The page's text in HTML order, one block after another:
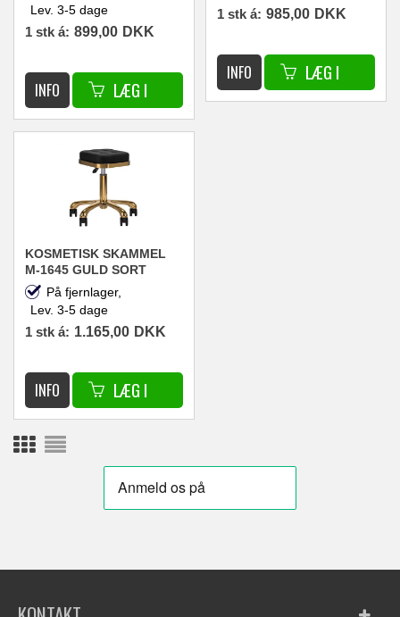
Lev. 3-5 dage
1 stk á: 899,00 DKK
1 stk á: 985,00 DKK
KOSMETISK SKAMMEL
M-1645 GULD SORT
På fjernlager,
Lev. 3-5 dage
1 stk á: 1.165,00 DKK